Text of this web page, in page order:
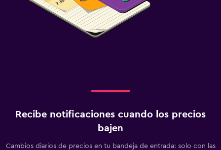
Recibe notificaciones cuando los precios
bajen
Cambios diarios de precios en tu bandeja de entrada: solo con las